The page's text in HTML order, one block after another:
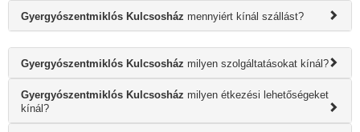
Gyergyószentmiklós Kulcsosház mennyiért kínál szállást?
Gyergyószentmiklós Kulcsosház milyen szolgáltatásokat kínál?
Gyergyószentmiklós Kulcsosház milyen étkezési lehetőségeket
kínál?